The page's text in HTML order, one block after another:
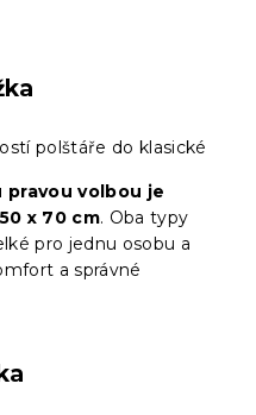
polštáře do klasické
pravou volbou je
x 70 cm. Oba typy
pro jednu osobu a
a správné